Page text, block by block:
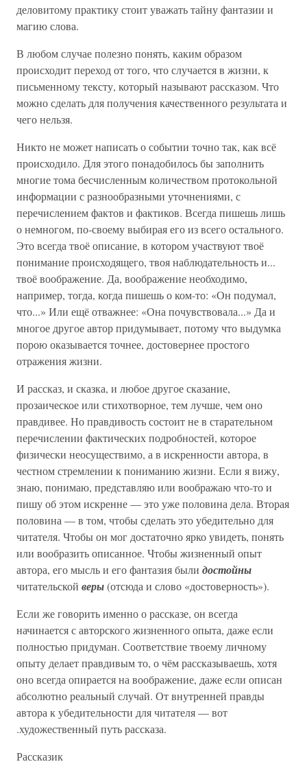
деловитому практику стоит уважать тайну фантазии и
магию слова.
В любом случае полезно понять, каким образом
происходит переход от того, что случается в жизни, к
письменному тексту, который называют рассказом. Что
можно сделать для получения качественного результата и
чего нельзя.
Никто не может написать о событии точно так, как всё
происходило. Для этого понадобилось бы заполнить
многие тома бесчисленным количеством протокольной
информации с разнообразными уточнениями, с
перечислением фактов и фактиков. Всегда пишешь лишь
о немногом, по-своему выбирая его из всего остального.
Это всегда твоё описание, в котором участвуют твоё
понимание происходящего, твоя наблюдательность и...
твоё воображение. Да, воображение необходимо,
например, тогда, когда пишешь о ком-то: «Он подумал,
что...» Или ещё отважнее: «Она почувствовала...» Да и
многое другое автор придумывает, потому что выдумка
порою оказывается точнее, достовернее простого
отражения жизни.
И рассказ, и сказка, и любое другое сказание,
прозаическое или стихотворное, тем лучше, чем оно
правдивее. Но правдивость состоит не в старательном
перечислении фактических подробностей, которое
физически неосуществимо, а в искренности автора, в
честном стремлении к пониманию жизни. Если я вижу,
знаю, понимаю, представляю или воображаю что-то и
пишу об этом искренне — это уже половина дела. Вторая
половина — в том, чтобы сделать это убедительно для
читателя. Чтобы он мог достаточно ярко увидеть, понять
или вообразить описанное. Чтобы жизненный опыт
автора, его мысль и его фантазия были достойны
читательской веры(отсюда и слово «достоверность»).
Если же говорить именно о рассказе, он всегда
начинается с авторского жизненного опыта, даже если
полностью придуман. Соответствие твоему личному
опыту делает правдивым то, о чём рассказываешь, хотя
оно всегда опирается на воображение, даже если описан
абсолютно реальный случай. От внутренней правды
автора к убедительности для читателя — вот
.художественный путь рассказа.
Рассказик